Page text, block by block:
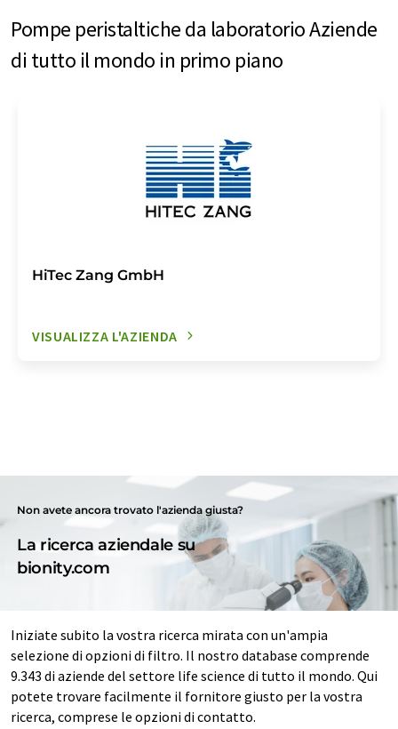
Pompe peristaltiche da laboratorio Aziende
di tutto il mondo in primo piano
HiTec Zang GmbH
VISUALIZZA L'AZIENDA
Non avete ancora trovato l'azienda giusta?
La ricerca aziendale su
bionity.com
Iniziate subito la vostra ricerca mirata con un'ampia
selezione di opzioni di filtro. Il nostro database comprende
9.343 di aziende del settore life science di tutto il mondo. Qui
potete trovare facilmente il fornitore giusto per la vostra
ricerca, comprese le opzioni di contatto.